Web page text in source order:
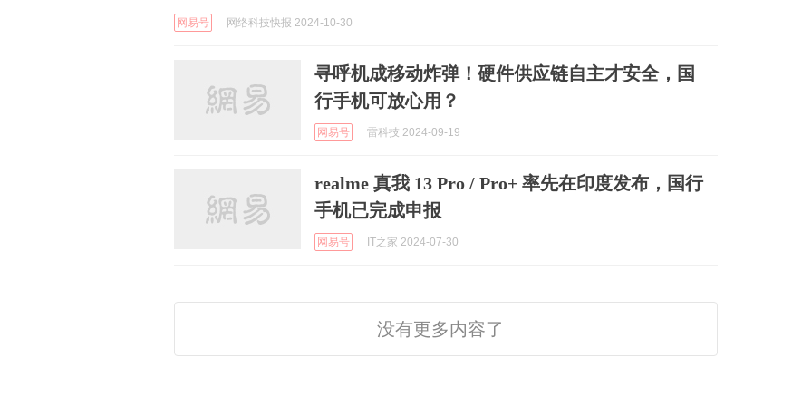
网易号 网络科技快报 2024-10-30
寻呼机成移动炸弹！硬件供应链自主才安全，国
行手机可放心用？
网易号 雷科技 2024-09-19
realme 真我 13 Pro / Pro+ 率先在印度发布，国行
手机已完成申报
网易号 IT之家 2024-07-30
没有更多内容了